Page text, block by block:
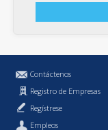
Contáctenos
Registro de Empresas
Regístrese
Empleos